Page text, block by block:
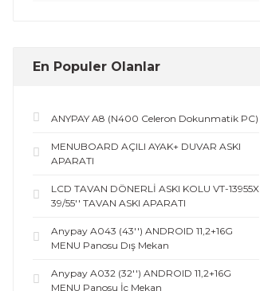
En Populer Olanlar
ANYPAY A8 (N400 Celeron Dokunmatik PC)
MENUBOARD AÇILI AYAK+ DUVAR ASKI
APARATI
LCD TAVAN DÖNERLİ ASKI KOLU VT-13955X
39/55'' TAVAN ASKI APARATI
Anypay A043 (43'') ANDROID 11,2+16G
MENU Panosu Dış Mekan
Anypay A032 (32'') ANDROID 11,2+16G
MENU Panosu İç Mekan